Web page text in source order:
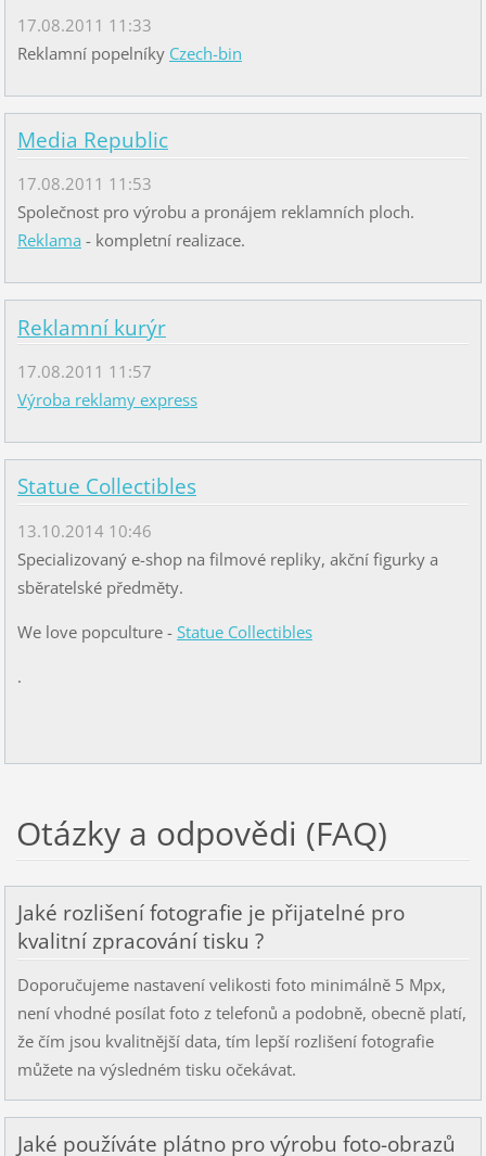
17.08.2011 11:33
Reklamní popelníky Czech-bin
Media Republic
17.08.2011 11:53
Společnost pro výrobu a pronájem reklamních ploch.
Reklama - kompletní realizace.
Reklamní kurýr
17.08.2011 11:57
Výroba reklamy express
Statue Collectibles
13.10.2014 10:46
Specializovaný e-shop na filmové repliky, akční figurky a
sběratelské předměty.
We love popculture - Statue Collectibles
.
Otázky a odpovědi (FAQ)
Jaké rozlišení fotografie je přijatelné pro
kvalitní zpracování tisku ?
Doporučujeme nastavení velikosti foto minimálně 5 Mpx,
není vhodné posílat foto z telefonů a podobně, obecně platí,
že čím jsou kvalitnější data, tím lepší rozlišení fotografie
můžete na výsledném tisku očekávat.
Jaké používáte plátno pro výrobu foto-obrazů